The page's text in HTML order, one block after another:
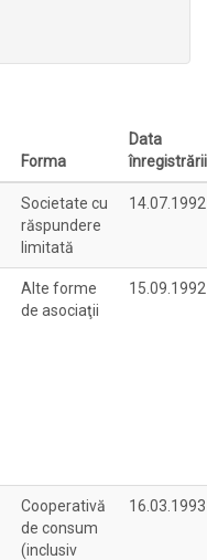
Forma
Data
înregistrării
Societate cu
răspundere
limitată
14.07.1992
Alte forme
de asociaţii
15.09.1992
Cooperativă
de consum
(inclusiv
16.03.1993